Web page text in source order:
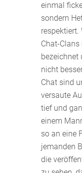
einmal
sondern
Chat-
bezeichnet
nicht
Chat sind
versaute
tief und
einem
so an eine
jemanden
die